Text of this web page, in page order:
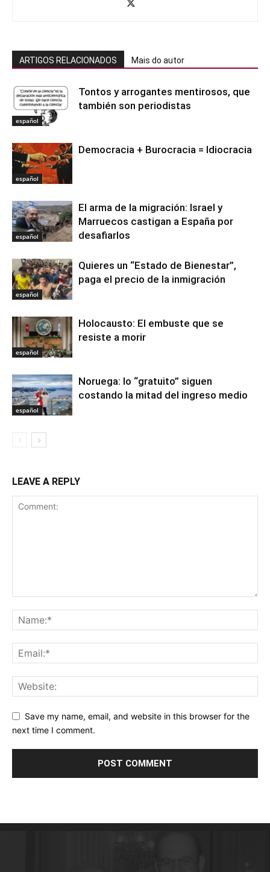
ARTIGOS RELACIONADOS Mais do autor
español
Tontos y arrogantes mentirosos, que
también son periodistas
español
Democracia + Burocracia = Idiocracia
español
El arma de la migración: Israel y
Marruecos castigan a España por
desafiarlos
español
Quieres un “Estado de Bienestar”,
paga el precio de la inmigración
español
Holocausto: El embuste que se
resiste a morir
español
Noruega: lo “gratuito” siguen
costando la mitad del ingreso medio
LEAVE A REPLY
Save my name, email, and website in this browser for the
next time I comment.